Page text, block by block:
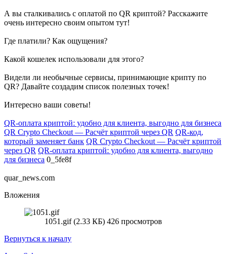
А вы сталкивались с оплатой по QR криптой? Расскажите
очень интересно своим опытом тут!
Где платили? Как ощущения?
Какой кошелек использовали для этого?
Видели ли необычные сервисы, принимающие крипту по
QR? Давайте создадим список полезных точек!
Интересно ваши советы!
QR-оплата криптой: удобно для клиента, выгодно для бизнеса
QR Crypto Checkout — Расчёт криптой через QR QR-код,
который заменяет банк QR Crypto Checkout — Расчёт криптой
через QR QR-оплата криптой: удобно для клиента, выгодно
для бизнеса 0_5fe8f
quar_news.com
Вложения
1051.gif (2.33 КБ) 426 просмотров
Вернуться к началу